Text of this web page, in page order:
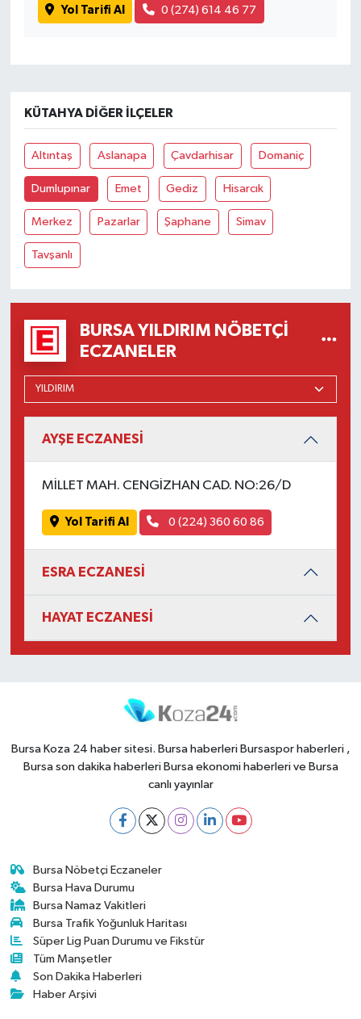
Yol Tarifi Al 0 (274) 614 46 77
KÜTAHYA DIĞER İLÇELER
Altıntaş Aslanapa Çavdarhisar Domaniç
Dumlupınar Emet Gediz Hisarcık
Merkez Pazarlar Şaphane Simav
Tavşanlı
BURSA YILDIRIM NÖBETÇI
ECZANELER
AYŞE ECZANESİ
MİLLET MAH. CENGİZHAN CAD. NO:26/D
Yol Tarifi Al 0 (224) 360 60 86
ESRA ECZANESİ
HAYAT ECZANESİ
Bursa Koza 24 haber sitesi. Bursa haberleri Bursaspor haberleri ,
Bursa son dakika haberleri Bursa ekonomi haberleri ve Bursa
canlı yayınlar
Bursa Nöbetçi Eczaneler
Bursa Hava Durumu
Bursa Namaz Vakitleri
Bursa Trafik Yoğunluk Haritası
Süper Lig Puan Durumu ve Fikstür
Tüm Manşetler
Son Dakika Haberleri
Haber Arşivi